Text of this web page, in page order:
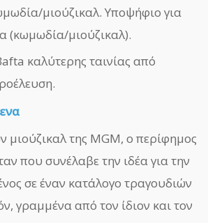
μιούζικαλ. Υποψήφιο για
(κωμωδία/μιούζικαλ).
καλύτερης ταινίας από
μιούζικαλ της MGM, ο περίφημος
που συνέλαβε την ιδέα για την
σε έναν κατάλογο τραγουδιών
γραμμένα από τον ίδιον και τον